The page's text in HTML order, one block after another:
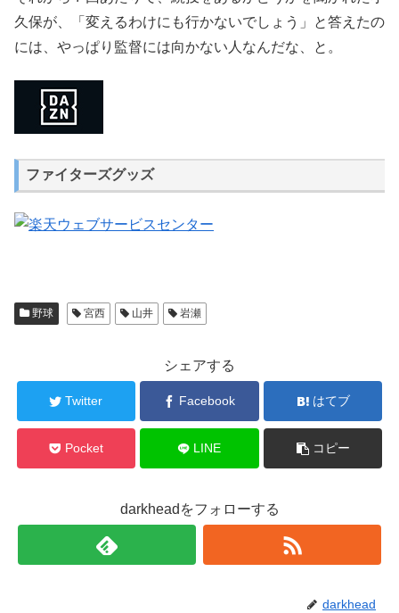
久保が、「変えるわけにも行かないでしょう」と答えたの
には、やっぱり監督には向かない人なんだな、と。
ファイターズグッズ
野球 宮西 山井 岩瀬
シェアする
Twitter Facebook はてブ
Pocket LINE コピー
darkheadをフォローする
darkhead